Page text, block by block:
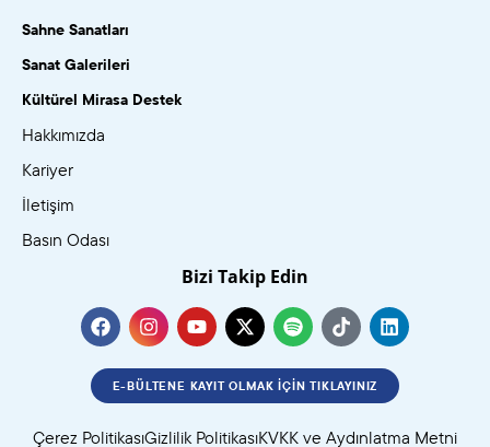
Sahne Sanatları
Sanat Galerileri
Kültürel Mirasa Destek
Hakkımızda
Kariyer
İletişim
Basın Odası
Bizi Takip Edin
E-BÜLTENE KAYIT OLMAK İÇIN TIKLAYINIZ
Çerez PolitikasıGizlilik PolitikasıKVKK ve Aydınlatma Metni